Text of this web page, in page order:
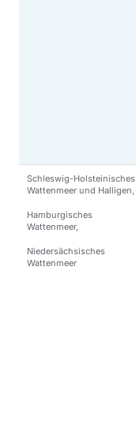
Schleswig-Holsteinisches
Wattenmeer und Halligen,
Hamburgisches
Wattenmeer,
Niedersächsisches
Wattenmeer